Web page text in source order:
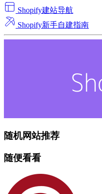
Shopify建站导航
Shopify新手自建指南
随机网站推荐
随便看看